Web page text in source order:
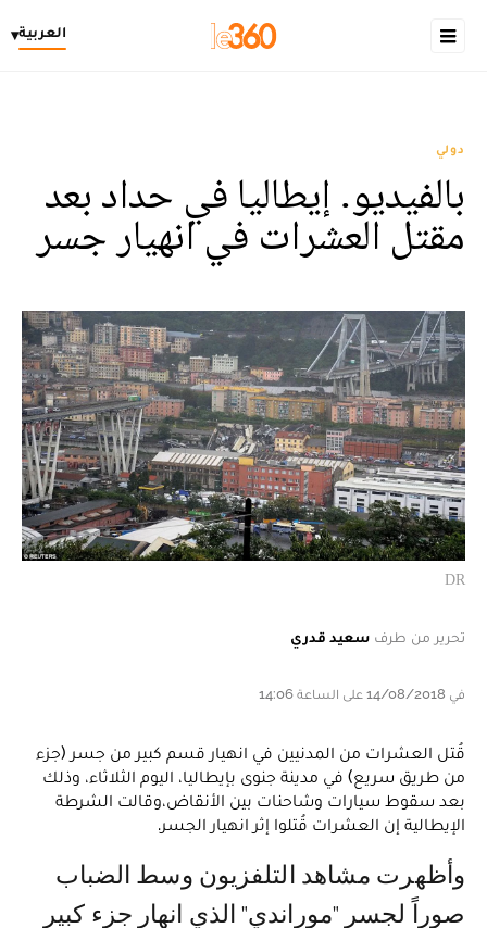
العربية▾
دولي
بالفيديو. إيطاليا في حداد بعد
مقتل العشرات في انهيار جسر
DR
تحرير من طرف سعيد قدري
في 14/08/2018 على الساعة 14:06
قُتل العشرات من المدنيين في انهيار قسم كبير من جسر (جزء
من طريق سريع) في مدينة جنوى بإيطاليا، اليوم الثلاثاء، وذلك
بعد سقوط سيارات وشاحنات بين الأنقاض،وقالت الشرطة
الإيطالية إن العشرات قُتلوا إثر انهيار الجسر.
وأظهرت مشاهد التلفزيون وسط الضباب
صوراً لجسر "موراندي" الذي انهار جزء كبير